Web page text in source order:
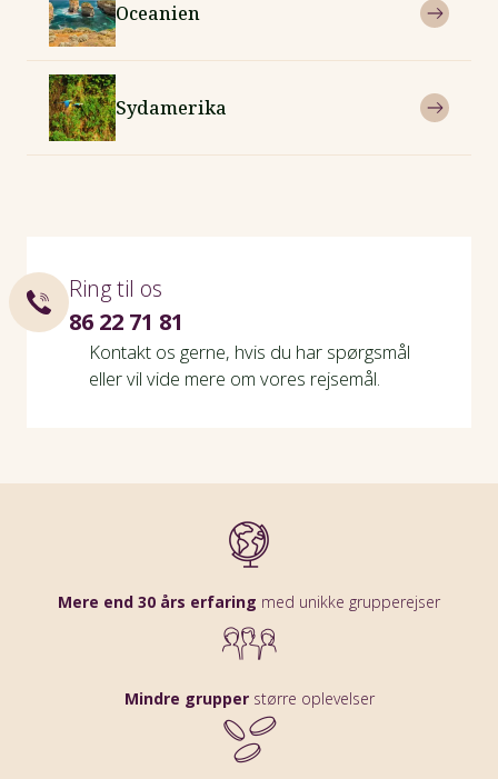
Oceanien
Sydamerika
Ring til os
86 22 71 81
Kontakt os gerne, hvis du har spørgsmål
eller vil vide mere om vores rejsemål.
Mere end 30 års erfaring med unikke grupperejser
Mindre grupperstørre oplevelser